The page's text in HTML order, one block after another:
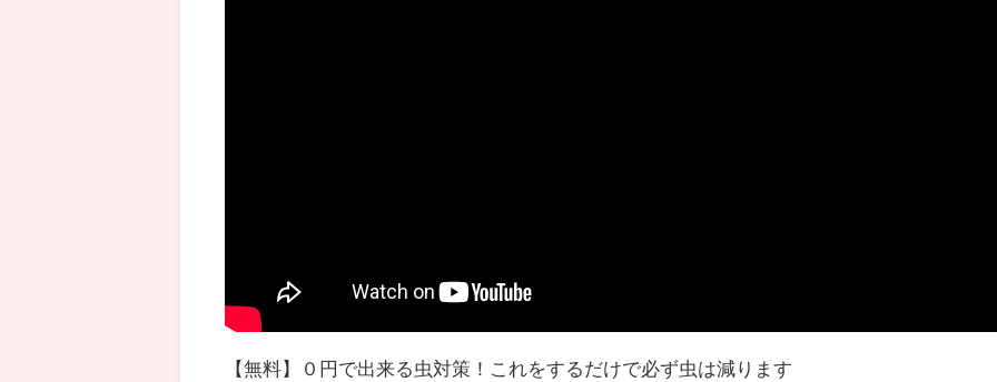
【無料】０円で出来る虫対策！これをするだけで必ず虫は減ります